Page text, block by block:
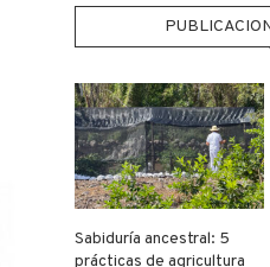
Sabiduría ancestral: 5
prácticas de agricultura